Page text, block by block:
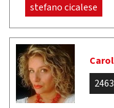
stefano cicalese